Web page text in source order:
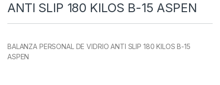
ANTI SLIP 180 KILOS B-15 ASPEN
BALANZA PERSONAL DE VIDRIO ANTI SLIP 180 KILOS B-15
ASPEN